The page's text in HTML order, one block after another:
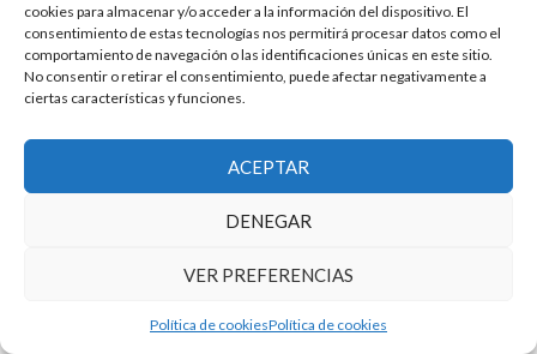
cookies para almacenar y/o acceder a la información del dispositivo. El
consentimiento de estas tecnologías nos permitirá procesar datos como el
comportamiento de navegación o las identificaciones únicas en este sitio.
No consentir o retirar el consentimiento, puede afectar negativamente a
ciertas características y funciones.
ACEPTAR
DENEGAR
VER PREFERENCIAS
Política de cookiesPolítica de cookies